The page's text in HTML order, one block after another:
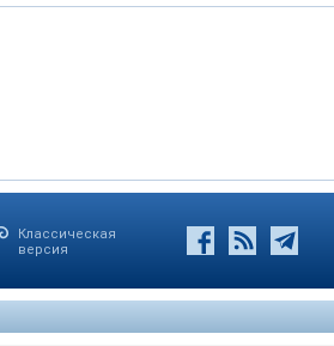
Классическая
версия
летнему первокурснику
расследование